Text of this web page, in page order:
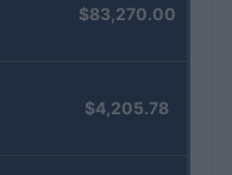
$83,270.00
$4,205.78